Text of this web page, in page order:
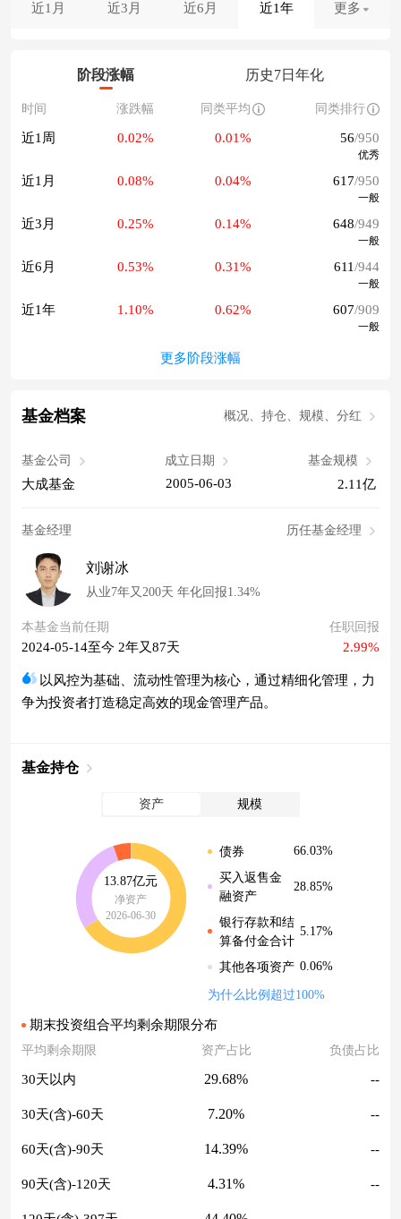
近1月 近3月 近6月 近1年 更多
阶段涨幅 历史7日年化
时间 涨跌幅 同类平均 同类排行
近1周 0.02% 0.01% 56/950
优秀
近1月 0.08% 0.04% 617/950
一般
近3月 0.25% 0.14% 648/949
一般
近6月 0.53% 0.31% 611/944
一般
近1年 1.10% 0.62% 607/909
一般
更多阶段涨幅
基金档案 概况、持仓、规模、分红
基金公司
大成基金
成立日期
2005-06-03
基金规模
2.11亿
基金经理 历任基金经理
刘谢冰
从业7年又200天 年化回报1.34%
本基金当前任期
2024-05-14至今 2年又87天
任职回报
2.99%
以风控为基础、流动性管理为核心，通过精细化管理，力
争为投资者打造稳定高效的现金管理产品。
基金持仓
资产 规模
13.87亿元
净资产
2026-06-30
债券
66.03%
买入返售金
融资产
28.85%
银行存款和结
算备付金合计
5.17%
其他各项资产 0.06%
为什么比例超过100%
期末投资组合平均剩余期限分布
平均剩余期限 资产占比 负债占比
30天以内 29.68% --
30天(含)-60天 7.20% --
60天(含)-90天 14.39% --
90天(含)-120天 4.31% --